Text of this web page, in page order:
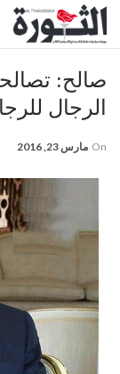
صالح:
الرجال
On مارس 23, 2016